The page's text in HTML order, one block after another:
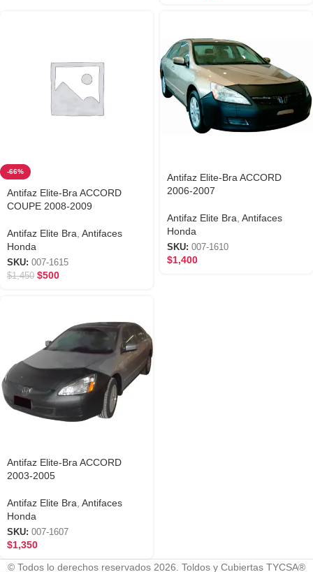
-66%
Antifaz Elite-Bra ACCORD
COUPE 2008-2009
Antifaz Elite Bra Antifaces
Honda
SKU: 007-1615
$1,450 $500
Antifaz Elite-Bra ACCORD
2006-2007
Antifaz Elite Bra Antifaces
Honda
SKU: 007-1610
$1,400
Antifaz Elite-Bra ACCORD
2003-2005
Antifaz Elite Bra Antifaces
Honda
SKU: 007-1607
$1,350
© Todos lo derechos reservados 2026. Toldos y Cubiertas TYCSA®